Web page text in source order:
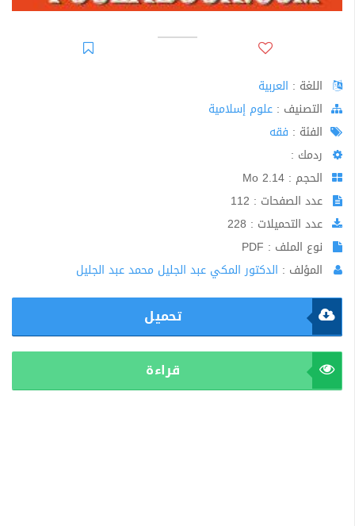
اللغة : العربية
اﻟﺘﺼﻨﻴﻒ : علوم إسلامية
الفئة : فقه
ردمك :
الحجم : 2.14 Mo
عدد الصفحات : 112
عدد التحميلات : 228
نوع الملف : PDF
المؤلف : الدكتور المكي عبد الجليل محمد عبد الجليل
تحميل
قراءة